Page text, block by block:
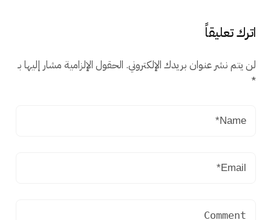
اترك تعليقاً
لن يتم نشر عنوان بريدك الإلكتروني. الحقول الإلزامية مشار إليها بـ
*